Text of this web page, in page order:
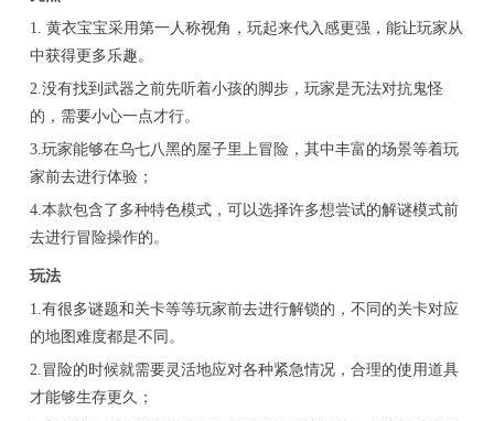
1. 黄衣宝宝采用第一人称视角，玩起来代入感更强，能让玩家从
中获得更多乐趣。
2.没有找到武器之前先听着小孩的脚步，玩家是无法对抗鬼怪
的，需要小心一点才行。
3.玩家能够在乌七八黑的屋子里上冒险，其中丰富的场景等着玩
家前去进行体验；
4.本款包含了多种特色模式，可以选择许多想尝试的解谜模式前
去进行冒险操作的。
玩法
1.有很多谜题和关卡等等玩家前去进行解锁的，不同的关卡对应
的地图难度都是不同。
2.冒险的时候就需要灵活地应对各种紧急情况，合理的使用道具
才能够生存更久；